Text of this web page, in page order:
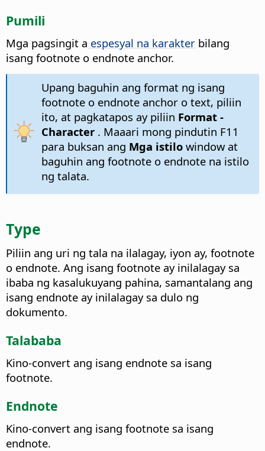
Pumili
Mga pagsingit a espesyal na karakter bilang
isang footnote o endnote anchor.
Upang baguhin ang format ng isang
footnote o endnote anchor o text, piliin
ito, at pagkatapos ay piliin Format -
Character. Maaari mong pindutin F11
para buksan ang Mga istilowindow at
baguhin ang footnote o endnote na istilo
ng talata.
Type
Piliin ang uri ng tala na ilalagay, iyon ay, footnote
o endnote. Ang isang footnote ay inilalagay sa
ibaba ng kasalukuyang pahina, samantalang ang
isang endnote ay inilalagay sa dulo ng
dokumento.
Talababa
Kino-convert ang isang endnote sa isang
footnote.
Endnote
Kino-convert ang isang footnote sa isang
endnote.